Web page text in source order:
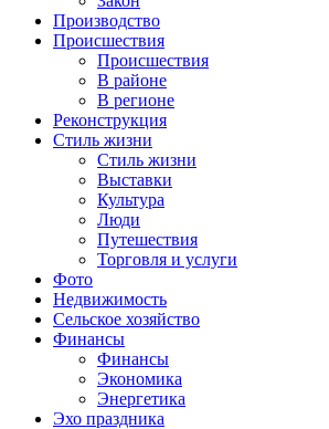
Производство
Происшествия
Происшествия
В районе
В регионе
Реконструкция
Стиль жизни
Стиль жизни
Выставки
Культура
Люди
Путешествия
Торговля и услуги
Фото
Недвижимость
Сельское хозяйство
Финансы
Финансы
Экономика
Энергетика
Эхо праздника